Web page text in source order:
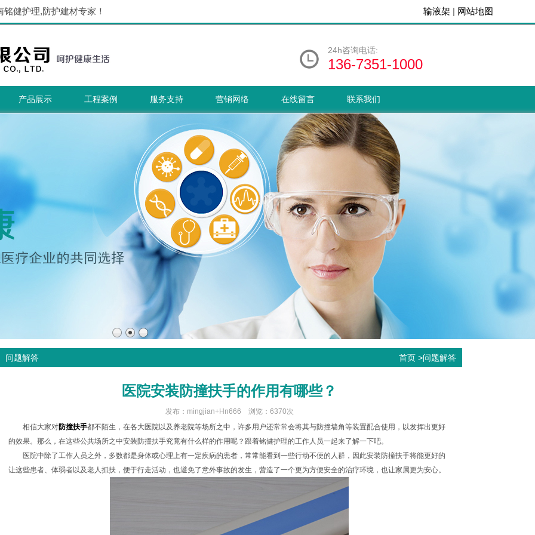
健护理,防护建材专家！ 输液架 | 网站地图
24h咨询电话:
136-7351-1000
产品展示 工程案例 服务支持 营销网络 在线留言 联系我们
问题解答 首页 >问题解答
医院安装防撞扶手的作用有哪些？
发布：mingjian+Hn666 浏览：6370次
相信大家对防撞扶手都不陌生，在各大医院以及养老院等场所之中，许多用户还常常会将其与防撞墙角等装置配合使用，以发挥出更好
的效果。那么，在这些公共场所之中安装防撞扶手究竟有什么样的作用呢？跟着铭健护理的工作人员一起来了解一下吧。
医院中除了工作人员之外，多数都是身体或心理上有一定疾病的患者，常常能看到一些行动不便的人群，因此安装防撞扶手将能更好的
让这些患者、体弱者以及老人抓扶，便于行走活动，也避免了意外事故的发生，营造了一个更为方便安全的治疗环境，也让家属更为安心。